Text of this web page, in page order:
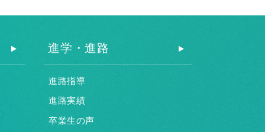
進学・進路
進路指導
進路実績
卒業生の声